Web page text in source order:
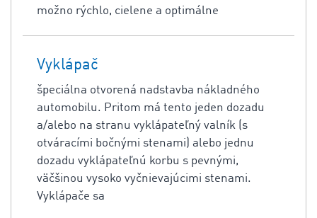
možno rýchlo, cielene a optimálne
Vyklápač
špeciálna otvorená nadstavba nákladného
automobilu. Pritom má tento jeden dozadu
a/alebo na stranu vyklápateľný valník (s
otváracími bočnými stenami) alebo jednu
dozadu vyklápateľnú korbu s pevnými,
väčšinou vysoko vyčnievajúcimi stenami.
Vyklápače sa